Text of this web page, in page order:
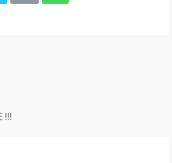
!!!